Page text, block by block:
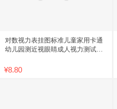
对数视力表挂图标准儿童家用卡通
幼儿园测近视眼睛成人视力测试表
¥8.80